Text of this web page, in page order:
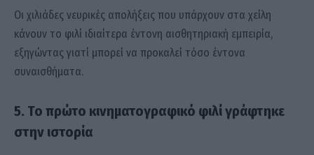
Οι χιλιάδες νευρικές απολήξεις που υπάρχουν στα χείλη
κάνουν το φιλί ιδιαίτερα έντονη αισθητηριακή εμπειρία,
εξηγώντας γιατί μπορεί να προκαλεί τόσο έντονα
συναισθήματα.
5. Το πρώτο κινηματογραφικό φιλί γράφτηκε
στην ιστορία